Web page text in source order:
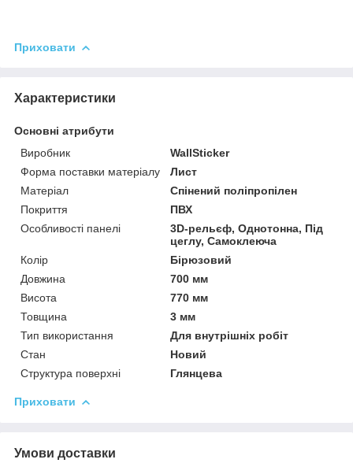
Приховати
Характеристики
Основні атрибути
Виробник
WallSticker
Форма поставки матеріалу
Лист
Матеріал
Спінений поліпропілен
Покриття
ПВХ
Особливості панелі
3D-рельєф, Однотонна, Під
цеглу, Самоклеюча
Колір
Бірюзовий
Довжина
700 мм
Висота
770 мм
Товщина
3 мм
Тип використання
Для внутрішніх робіт
Стан
Новий
Структура поверхні
Глянцева
Приховати
Умови доставки